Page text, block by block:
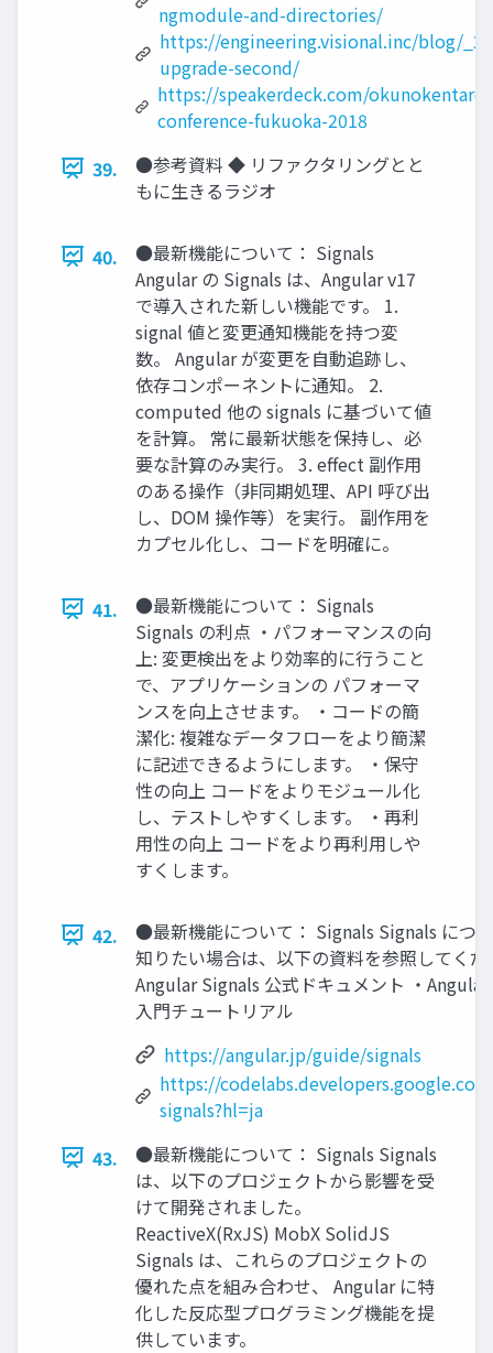
ngmodule-and-directories/
https://engineering.visional.inc/blog/
upgrade-second/
https://speakerdeck.com/
conference-fukuoka-2018
39.
●参考資料 ◆ リファクタリングとと
もに生きるラジオ
40.
●最新機能について： Signals
Angular の Signals は、Angular v17
で導入された新しい機能です。 1.
signal 値と変更通知機能を持つ変
数。 Angular が変更を自動追跡し、
依存コンポーネントに通知。 2.
computed 他の signals に基づいて値
を計算。 常に最新状態を保持し、必
要な計算のみ実行。 3. effect 副作用
のある操作（非同期処理、API 呼び出
し、DOM 操作等）を実行。 副作用を
カプセル化し、コードを明確に。
41.
●最新機能について： Signals
Signals の利点 ・パフォーマンスの向
上: 変更検出をより効率的に行うこと
で、アプリケーションの パフォーマ
ンスを向上させます。 ・コードの簡
潔化: 複雑なデータフローをより簡潔
に記述できるようにします。 ・保守
性の向上 コードをよりモジュール化
し、テストしやすくします。 ・再利
用性の向上 コードをより再利用しや
すくします。
42.
●最新機能について： Signals Signals につ
知りたい場合は、以下の資料を参照してく
Angular Signals 公式ドキュメント ・
入門チュートリアル
https://angular.jp/guide/signals
https://
signals?hl=ja
43.
●最新機能について： Signals Signals
は、以下のプロジェクトから影響を受
けて開発されました。
ReactiveX(RxJS) MobX SolidJS
Signals は、これらのプロジェクトの
優れた点を組み合わせ、 Angular に特
化した反応型プログラミング機能を提
供しています。